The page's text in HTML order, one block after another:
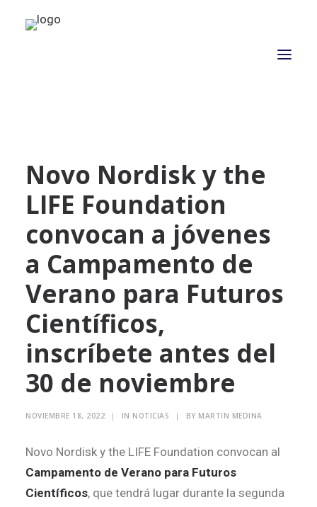
PROPÓSITO
PROYECTOS
ASOCIADOS
CONTACTO
CAMPAÑAS
Search
Novo Nordisk y the
LIFE Foundation
convocan a jóvenes
a Campamento de
Verano para Futuros
Científicos,
inscríbete antes del
30 de noviembre
NOVIEMBRE 18, 2022 | IN NOTICIAS | BY MARTIN MEDINA
Novo Nordisk y the LIFE Foundation convocan al
Campamento de Verano para Futuros
Científicos, que tendrá lugar durante la segunda